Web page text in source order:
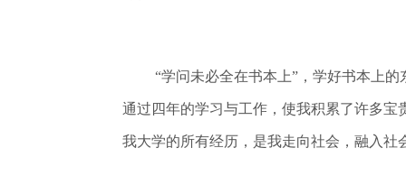
“学问未必全在书本上”，学好书本上
通过四年的学习与工作，使我积累了许多宝
我大学的所有经历，是我走向社会，融入